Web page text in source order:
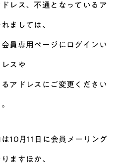
レス、不通となっているア
ましては、
員専用ページにログインい
スや
アドレスにご変更ください
10月11日に会員メーリング
ますほか、